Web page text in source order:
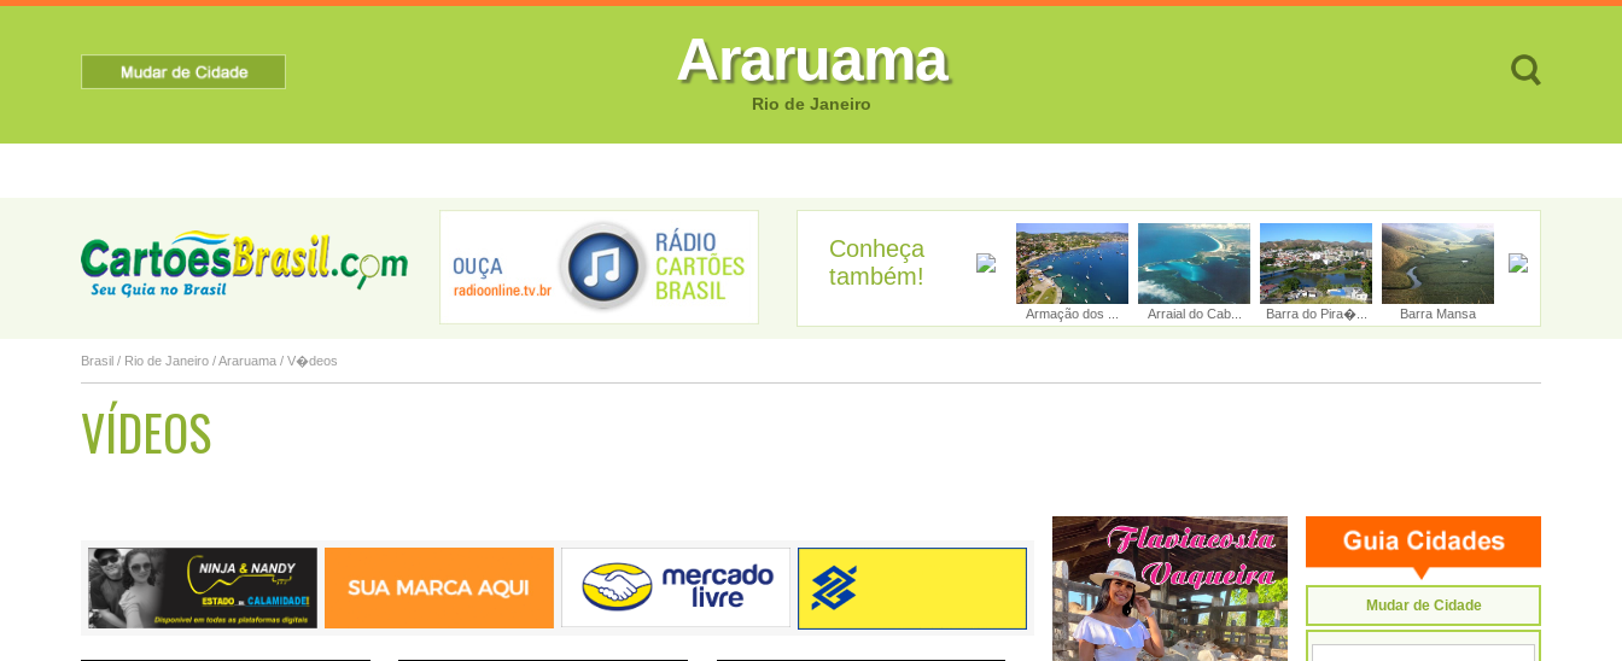
Araruama
Rio de Janeiro
Conheça
também!
Angra dos Reis... Armação dos ... Arraial do Cab... Barra do Pira�... Barra Mansa
Brasil / Rio de Janeiro /Araruama / V�deos
VÍDEOS
Mudar de Cidade